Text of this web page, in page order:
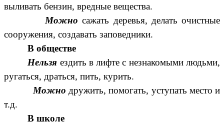
выливать бензин, вредные вещества.
Можно сажать деревья, делать очистные
сооружения, создавать заповедники.
В обществе
Нельзя ездить в лифте с незнакомыми людьми,
ругаться, драться, пить, курить.
Можно дружить, помогать, уступать место и
т.д.
В школе